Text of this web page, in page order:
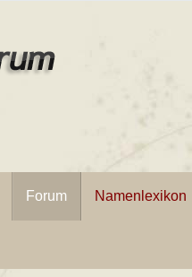
Forum Namenlexikon